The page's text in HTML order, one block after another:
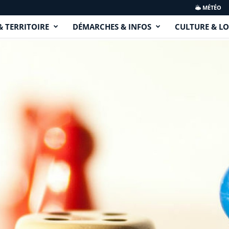
MÉTÉO
TERRITOIRE DÉMARCHES & INFOS CULTURE &